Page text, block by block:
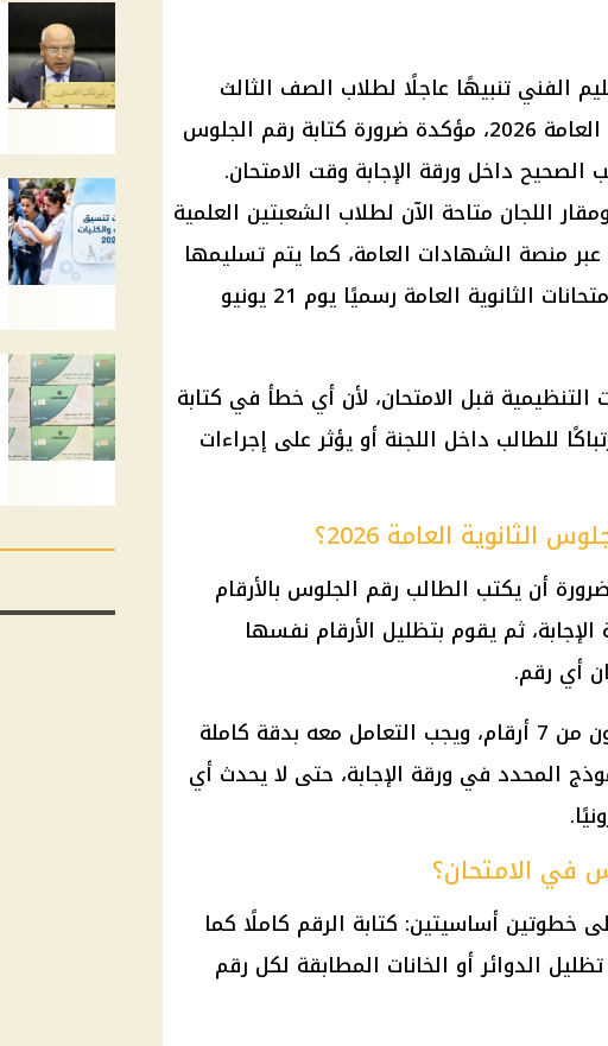
الفني تنبيهًا عاجلًا لطلاب الصف الثالث
الثانوي بشأن أرقام جلوس الثانوية العامة 2026، مؤكدة ضرورة كتابة رقم الجلوس
الصحيح داخل ورقة الإجابة وقت الامتحان.
اللجان متاحة الآن لطلاب الشعبتين العلمية
عبر منصة الشهادات العامة، كما يتم تسليمها
في المدارس، استعدادًا لانطلاق امتحانات الثانوية العامة رسميًا يوم 21 يونيو
التنظيمية قبل الامتحان، لأن أي خطأ في كتابة
للطالب داخل اللجنة أو يؤثر على إجراءات
العامة 2026؟
أن يكتب الطالب رقم الجلوس بالأرقام
ثم يقوم بتظليل الأرقام نفسها
أي رقم.
وأكدت الوزارة أن رقم الجلوس مكون من 7 أرقام، ويجب التعامل معه بدقة كاملة
المحدد في ورقة الإجابة، حتى لا يحدث أي
في الامتحان؟
خطوتين أساسيتين: كتابة الرقم كاملًا كما
الدوائر أو الخانات المطابقة لكل رقم